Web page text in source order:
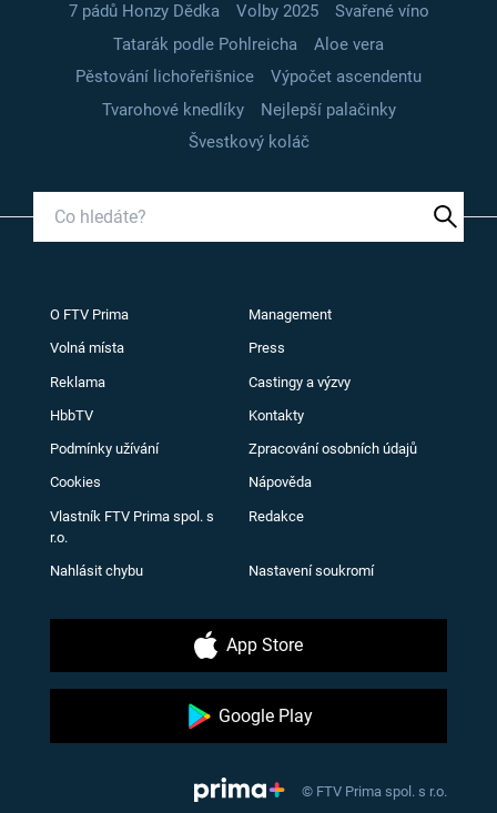
7 pádů Honzy Dědka
Volby 2025
Svařené víno
Tatarák podle Pohlreicha
Aloe vera
Pěstování lichořeřišnice
Výpočet ascendentu
Tvarohové knedlíky
Nejlepší palačinky
Švestkový koláč
O FTV Prima Management
Volná místa Press
Reklama Castingy a výzvy
HbbTV Kontakty
Podmínky užívání Zpracování osobních údajů
Cookies Nápověda
Vlastník FTV Prima spol. s
r.o.
Redakce
Nahlásit chybu Nastavení soukromí
App Store
Google Play
© FTV Prima spol. s r.o.